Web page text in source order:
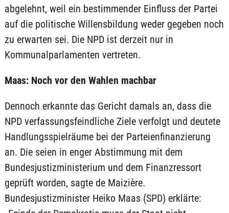
abgelehnt, weil ein bestimmender Einfluss der Partei
auf die politische Willensbildung weder gegeben noch
zu erwarten sei. Die NPD ist derzeit nur in
Kommunalparlamenten vertreten.
Maas: Noch vor den Wahlen machbar
Dennoch erkannte das Gericht damals an, dass die
NPD verfassungsfeindliche Ziele verfolgt und deutete
Handlungsspielräume bei der Parteienfinanzierung
an. Die seien in enger Abstimmung mit dem
Bundesjustizministerium und dem Finanzressort
geprüft worden, sagte de Maizière.
Bundesjustizminister Heiko Maas (SPD) erklärte: